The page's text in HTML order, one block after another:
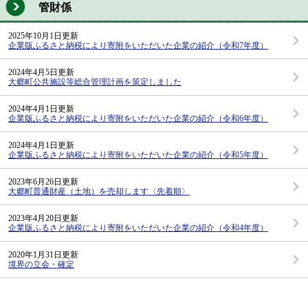
管財係
2025年10月1日更新
企業版ふるさと納税により寄附をいただいた企業の紹介（令和7年度）
2024年4月5日更新
大郷町公共施設等総合管理計画を策定しました
2024年4月1日更新
企業版ふるさと納税により寄附をいただいた企業の紹介（令和6年度）
2024年4月1日更新
企業版ふるさと納税により寄附をいただいた企業の紹介（令和5年度）
2023年6月26日更新
大郷町普通財産（土地）を売却します〈先着順〉
2023年4月20日更新
企業版ふるさと納税により寄附をいただいた企業の紹介（令和4年度）
2020年1月31日更新
境界の立会・確定